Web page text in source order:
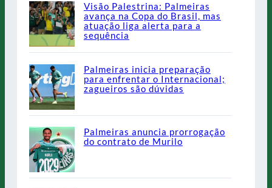
Visão Palestrina: Palmeiras
avança na Copa do Brasil, mas
atuação liga alerta para a
sequência
Palmeiras inicia preparação
para enfrentar o Internacional;
zagueiros são dúvidas
Palmeiras anuncia prorrogação
do contrato de Murilo